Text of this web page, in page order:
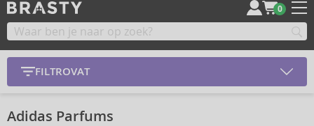
0
FILTROVAT
Adidas Parfums